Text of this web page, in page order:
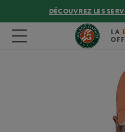
DÉCOUVREZ LES
Toggle navigation LA